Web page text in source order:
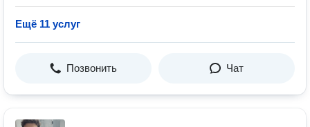
Ещё 11 услуг
Позвонить Чат